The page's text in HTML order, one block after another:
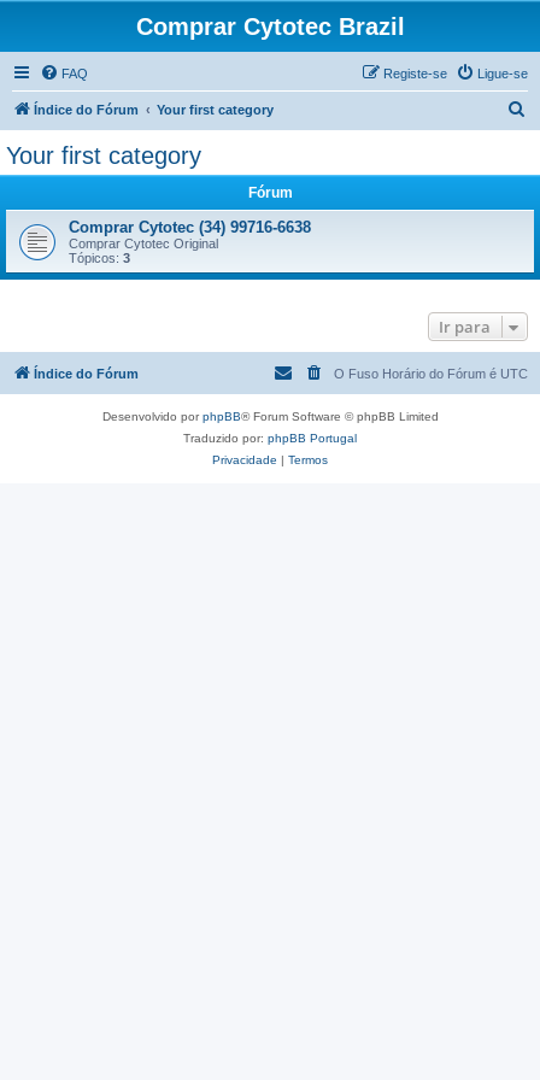
Comprar Cytotec Brazil
FAQ Ligue-se
Registe-se
Índice do Fórum Your first category
s
r
Your first category
Fórum
Comprar Cytotec (34) 99716-6638
Comprar Cytotec Original
Tópicos: 3
Ir para
Índice do Fórum O Fuso Horário do Fórum é UTC
Desenvolvido porphpBB® Forum Software © phpBB Limited
Traduzido por: phpBB Portugal
Privacidade | Termos